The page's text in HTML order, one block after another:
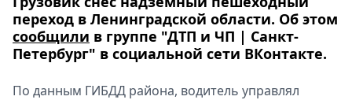
переход в Ленинградской области. Об этом
сообщили в группе "ДТП и ЧП | Санкт-
Петербург" в социальной сети ВКонтакте.
По данным ГИБДД района, водитель управлял